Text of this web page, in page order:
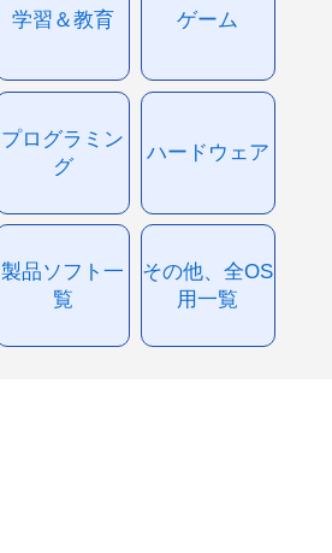
学習＆教育 ゲーム
プログラミン
グ
ハードウェア
製品ソフト一
覧
その他、全OS
用一覧